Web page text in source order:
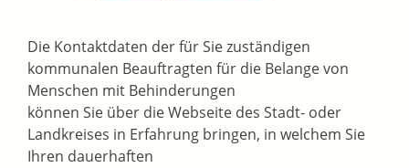
Die Kontaktdaten der für Sie zuständigen
kommunalen Beauftragten für die Belange von
Menschen mit Behinderungen
können Sie über die Webseite des Stadt- oder
Landkreises in Erfahrung bringen, in welchem Sie
Ihren dauerhaften